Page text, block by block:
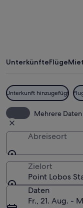
Reserve
UnterkünfteFlüge
Unterkunft hinzugefügt
Mehrere
Abreiseort
Zielort
Point Lobos
Daten
Fr., 21. Aug. -